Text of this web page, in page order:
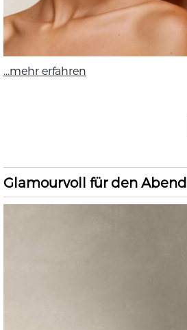
...mehr erfahren
Glamourvoll für den Abend